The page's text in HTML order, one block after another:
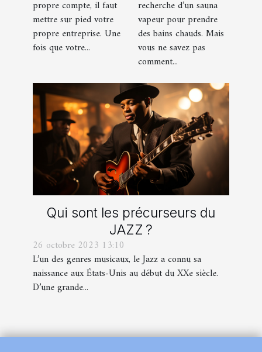
savoir ?
propre compte, il faut
mettre sur pied votre
propre entreprise. Une
fois que votre...
recherche d’un sauna
vapeur pour prendre
des bains chauds. Mais
vous ne savez pas
comment...
Qui sont les précurseurs du
JAZZ ?
26 octobre 2023 13:10
L’un des genres musicaux, le Jazz a connu sa
naissance aux États-Unis au début du XXe siècle.
D’une grande...